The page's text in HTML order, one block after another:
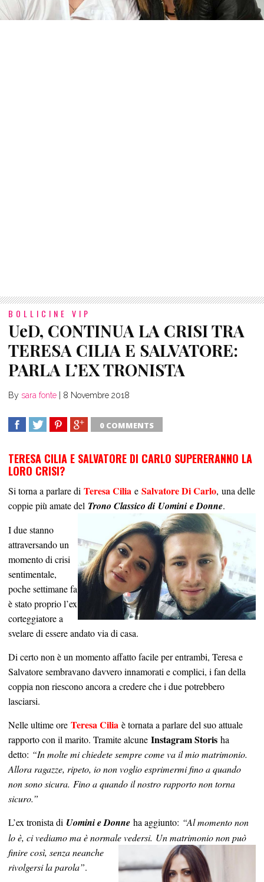
BOLLICINE VIP
UeD, CONTINUA LA CRISI TRA
TERESA CILIA E SALVATORE:
PARLA L’EX TRONISTA
By sara fonte 8 Novembre 2018
0 COMMENTS
TERESA CILIA E SALVATORE DI CARLO SUPERERANNO LA
LORO CRISI?
Si torna a parlare di Teresa Cilia e Salvatore Di Carlo, una delle
coppie più amate del Trono Classico di Uomini eDonne.
I due stanno
attraversando un
momento di crisi
sentimentale,
poche settimane fa
è stato proprio l’ex
corteggiatore a
svelare di essere andato via di casa.
Di certo non è un momento affatto facile per entrambi, Teresa e
Salvatore sembravano davvero innamorati e complici, i fan della
coppia non riescono ancora a credere che i due potrebbero
lasciarsi.
Nelle ultime ore Teresa Cilia è tornata a parlare del suo attuale
rapporto con il marito. Tramite alcune Instagram Storis ha
detto: “In molte mi chiedete sempre come va il mio matrimonio.
Allora ragazze, ripeto, io non voglio esprimermi fino a quando
non sono sicura. Fino a quando il nostro rapporto non torna
sicuro.”
L’ex tronista di Uomini e Donne ha aggiunto: “Al momento non
lo è, ci vediamo ma è normale vedersi. Unmatrimonio non può
finire così, senza neanche
rivolgersi la parola”.